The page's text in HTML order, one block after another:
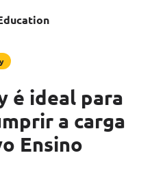
é ideal para
a carga
Ensino